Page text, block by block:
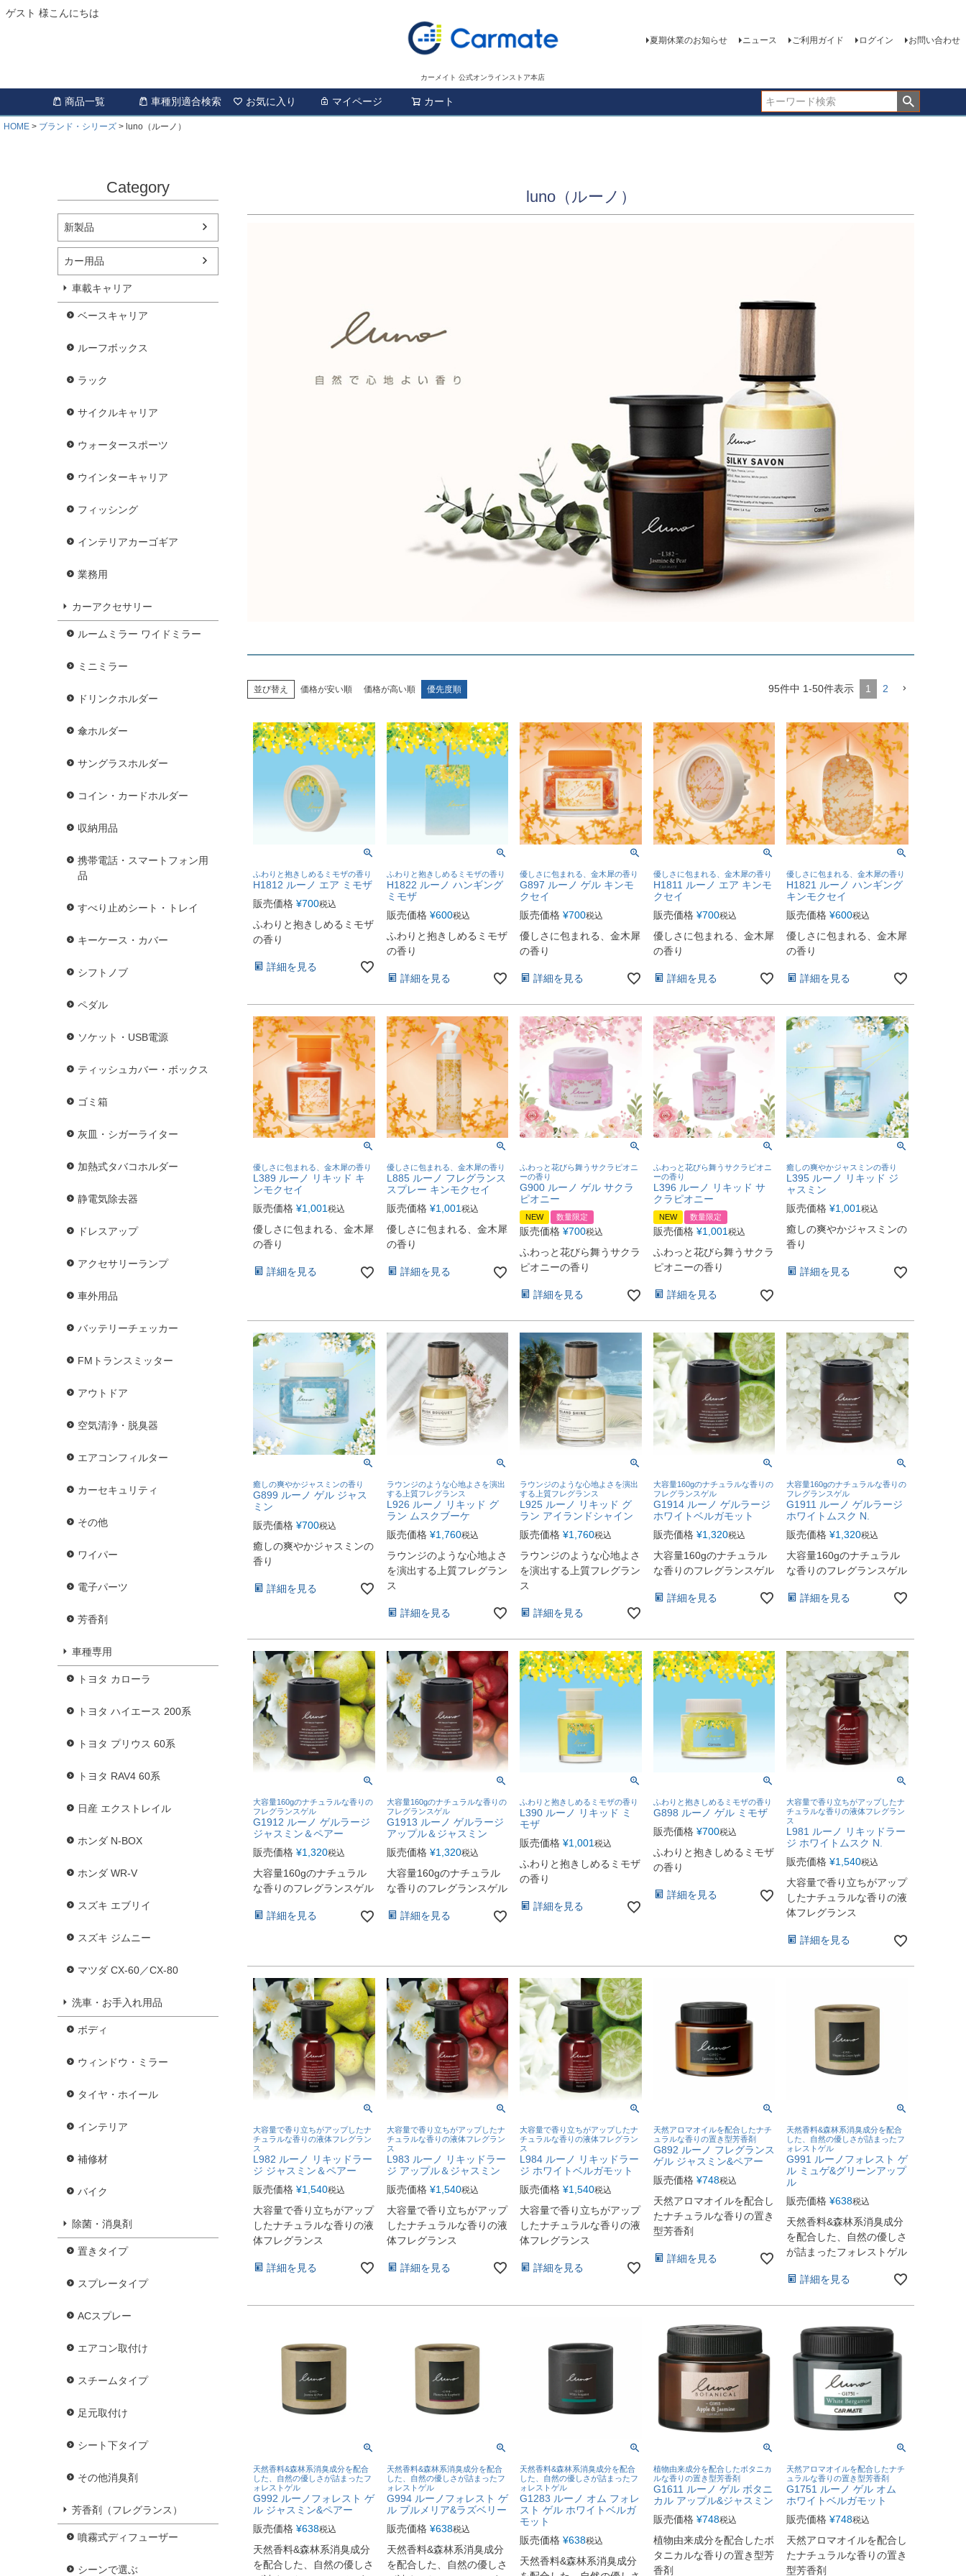
ゲスト 様こんにちは
カーメイト 公式オンラインストア本店
夏期休業のお知らせ ニュース ご利用ガイド ログイン お問い合わせ
商品一覧 車種別適合検索 お気に入り マイページ カート
HOME ブランド・シリーズ luno（ルーノ）
Category
新製品
カー用品
車載キャリア
ベースキャリア
ルーフボックス
ラック
サイクルキャリア
ウォータースポーツ
ウインターキャリア
フィッシング
インテリアカーゴギア
業務用
カーアクセサリー
ルームミラー ワイドミラー
ミニミラー
ドリンクホルダー
傘ホルダー
サングラスホルダー
コイン・カードホルダー
収納用品
携帯電話・スマートフォン用
品
すべり止めシート・トレイ
キーケース・カバー
シフトノブ
ペダル
ソケット・USB電源
ティッシュカバー・ボックス
ゴミ箱
灰皿・シガーライター
加熱式タバコホルダー
静電気除去器
ドレスアップ
アクセサリーランプ
車外用品
バッテリーチェッカー
FMトランスミッター
アウトドア
空気清浄・脱臭器
エアコンフィルター
カーセキュリティ
その他
ワイパー
電子パーツ
芳香剤
車種専用
トヨタ カローラ
トヨタ ハイエース 200系
トヨタ プリウス 60系
トヨタ RAV4 60系
日産 エクストレイル
ホンダ N-BOX
ホンダ WR-V
スズキ エブリイ
スズキ ジムニー
マツダ CX-60／CX-80
洗車・お手入れ用品
ボディ
ウィンドウ・ミラー
タイヤ・ホイール
インテリア
補修材
バイク
除菌・消臭剤
置きタイプ
スプレータイプ
ACスプレー
エアコン取付け
スチームタイプ
足元取付け
シート下タイプ
その他消臭剤
芳香剤（フレグランス）
噴霧式ディフューザー
シーンで選ぶ
luno（ルーノ）
並び替え 価格が安い順 価格が高い順 優先度順 95件中 1-50件表示 1 2
ふわりと抱きしめるミモザの香り
H1812 ルーノ エア ミモザ
販売価格 ¥700税込
ふわりと抱きしめるミモザ
の香り
詳細を見る
ふわりと抱きしめるミモザの香り
H1822 ルーノ ハンギング
ミモザ
販売価格 ¥600税込
ふわりと抱きしめるミモザ
の香り
詳細を見る
優しさに包まれる、金木犀の香り
G897 ルーノ ゲル キンモ
クセイ
販売価格 ¥700税込
優しさに包まれる、金木犀
の香り
詳細を見る
優しさに包まれる、金木犀の香り
H1811 ルーノ エア キンモ
クセイ
販売価格 ¥700税込
優しさに包まれる、金木犀
の香り
詳細を見る
優しさに包まれる、金木犀の香り
H1821 ルーノ ハンギング
キンモクセイ
販売価格 ¥600税込
優しさに包まれる、金木犀
の香り
詳細を見る
優しさに包まれる、金木犀の香り
L389 ルーノ リキッド キ
ンモクセイ
販売価格 ¥1,001 税込
優しさに包まれる、金木犀
の香り
詳細を見る
優しさに包まれる、金木犀の香り
L885 ルーノ フレグランス
スプレー キンモクセイ
販売価格 ¥1,001税込
優しさに包まれる、金木犀
の香り
詳細を見る
ふわっと花びら舞うサクラピオニ
ーの香り
G900 ルーノ ゲル サクラ
ピオニー
NEW 数量限定
販売価格 ¥700税込
ふわっと花びら舞うサクラ
ピオニーの香り
詳細を見る
ふわっと花びら舞うサクラピオニ
ーの香り
L396 ルーノ リキッド サ
クラピオニー
NEW 数量限定
販売価格 ¥1,001税込
ふわっと花びら舞うサクラ
ピオニーの香り
詳細を見る
癒しの爽やかジャスミンの香り
L395 ルーノ リキッド ジ
ャスミン
販売価格 ¥1,001税込
癒しの爽やかジャスミンの
香り
詳細を見る
癒しの爽やかジャスミンの香り
G899 ルーノ ゲル ジャス
ミン
販売価格 ¥700税込
癒しの爽やかジャスミンの
香り
詳細を見る
ラウンジのような心地よさを演出
する上質フレグランス
L926 ルーノ リキッド グ
ラン ムスクブーケ
販売価格 ¥1,760税込
ラウンジのような心地よさ
を演出する上質フレグラン
ス
詳細を見る
ラウンジのような心地よさを演出
する上質フレグランス
L925 ルーノ リキッド グ
ラン アイランドシャイン
販売価格 ¥1,760税込
ラウンジのような心地よさ
を演出する上質フレグラン
ス
詳細を見る
大容量160gのナチュラルな香りの
フレグランスゲル
G1914 ルーノ ゲルラージ
ホワイトベルガモット
販売価格 ¥1,320税込
大容量160gのナチュラル
な香りのフレグランスゲル
詳細を見る
大容量160gのナチュラルな香りの
フレグランスゲル
G1911 ルーノ ゲルラージ
ホワイトムスク N.
販売価格 ¥1,320税込
大容量160gのナチュラル
な香りのフレグランスゲル
詳細を見る
大容量160gのナチュラルな香りの
フレグランスゲル
G1912 ルーノ ゲルラージ
ジャスミン＆ペアー
販売価格 ¥1,320税込
大容量160gのナチュラル
な香りのフレグランスゲル
詳細を見る
大容量160gのナチュラルな香りの
フレグランスゲル
G1913 ルーノ ゲルラージ
アップル＆ジャスミン
販売価格 ¥1,320税込
大容量160gのナチュラル
な香りのフレグランスゲル
詳細を見る
ふわりと抱きしめるミモザの香り
L390 ルーノ リキッド ミ
モザ
販売価格 ¥1,001税込
ふわりと抱きしめるミモザ
の香り
詳細を見る
ふわりと抱きしめるミモザの香り
G898 ルーノ ゲル ミモザ
販売価格 ¥700税込
ふわりと抱きしめるミモザ
の香り
詳細を見る
大容量で香り立ちがアップしたナ
チュラルな香りの液体フレグラン
ス
L981 ルーノ リキッドラー
ジ ホワイトムスク N.
販売価格 ¥1,540税込
大容量で香り立ちがアップ
したナチュラルな香りの液
体フレグランス
詳細を見る
大容量で香り立ちがアップしたナ
チュラルな香りの液体フレグラン
ス
L982 ルーノ リキッドラー
ジ ジャスミン＆ペアー
販売価格 ¥1,540税込
大容量で香り立ちがアップ
したナチュラルな香りの液
体フレグランス
詳細を見る
大容量で香り立ちがアップしたナ
チュラルな香りの液体フレグラン
ス
L983 ルーノ リキッドラー
ジ アップル＆ジャスミン
販売価格 ¥1,540税込
大容量で香り立ちがアップ
したナチュラルな香りの液
体フレグランス
詳細を見る
大容量で香り立ちがアップしたナ
チュラルな香りの液体フレグラン
ス
L984 ルーノ リキッドラー
ジ ホワイトベルガモット
販売価格 ¥1,540税込
大容量で香り立ちがアップ
したナチュラルな香りの液
体フレグランス
詳細を見る
天然アロマオイルを配合したナチ
ュラルな香りの置き型芳香剤
G892 ルーノ フレグランス
ゲル ジャスミン&ペアー
販売価格 ¥748税込
天然アロマオイルを配合し
たナチュラルな香りの置き
型芳香剤
詳細を見る
天然香料&森林系消臭成分を配合
した、自然の優しさが詰まったフ
ォレストゲル
G991 ルーノフォレスト ゲ
ル ミュゲ&グリーンアップ
ル
販売価格 ¥638税込
天然香料&森林系消臭成分
を配合した、自然の優しさ
が詰まったフォレストゲル
詳細を見る
天然香料&森林系消臭成分を配合
した、自然の優しさが詰まったフ
ォレストゲル
G992 ルーノフォレスト ゲ
ル ジャスミン&ペアー
販売価格 ¥638税込
天然香料&森林系消臭成分
を配合した、自然の優しさ
天然香料&森林系消臭成分を配合
した、自然の優しさが詰まったフ
ォレストゲル
G994 ルーノフォレスト ゲ
ル プルメリア&ラズベリー
販売価格 ¥638税込
天然香料&森林系消臭成分
を配合した、自然の優しさ
天然香料&森林系消臭成分を配合
した、自然の優しさが詰まったフ
ォレストゲル
G1283 ルーノ オム フォレ
スト ゲル ホワイトベルガ
モット
販売価格 ¥638税込
天然香料&森林系消臭成分
植物由来成分を配合したボタニカ
ルな香りの置き型芳香剤
G1611 ルーノ ゲル ボタニ
カル アップル&ジャスミン
販売価格 ¥748税込
植物由来成分を配合したボ
タニカルな香りの置き型芳
香剤
天然アロマオイルを配合したナチ
ュラルな香りの置き型芳香剤
G1751 ルーノ ゲル オム
ホワイトベルガモット
販売価格 ¥748税込
天然アロマオイルを配合し
たナチュラルな香りの置き
型芳香剤